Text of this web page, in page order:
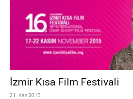
İzmir Kısa Film Festivali
21. Kas 2015